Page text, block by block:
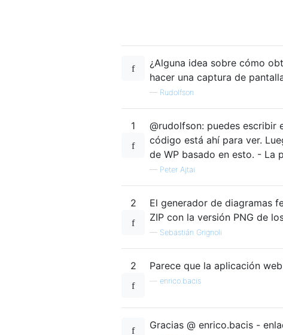
¿Alguna idea sobre cómo
hacer una captura de
— Rudolfson
1
@rudolfson: puedes
código está ahí para ver.
de WP basado en esto. - La
— Peter Ajtai
2
El generador de diagramas
ZIP con la versión PNG de
— Sebastián Grignoli
2 Parece que la aplicación
enrico.bacis
Gracias @ enrico.bacis -